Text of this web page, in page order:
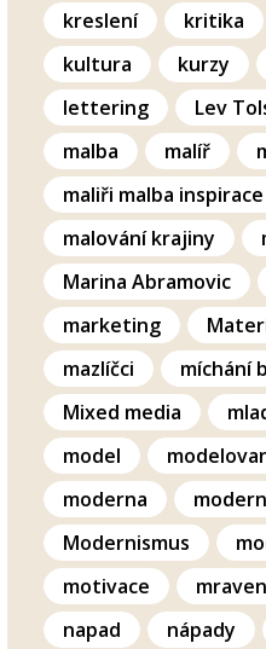
kreslení kritika
kultura
kurzy
lettering
Lev
malba
malíř
maliři malba inspirace
malování krajiny
Marina Abramovic
marketing
mazlíčci
míchání
Mixed media
model
moderna
Modernismus
motivace
napad
nápady